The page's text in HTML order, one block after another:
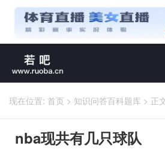
现在位置: 首页 > 知识问答百科题库 > 正
nba现共有几只球队